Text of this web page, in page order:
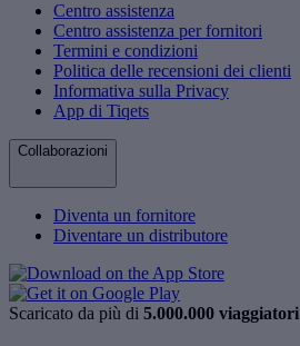
Centro assistenza
Centro assistenza per fornitori
Termini e condizioni
Politica delle recensioni dei clienti
Informativa sulla Privacy
App di Tiqets
Collaborazioni
Diventa un fornitore
Diventare un distributore
Scaricato da più di 5.000.000 viaggiatori